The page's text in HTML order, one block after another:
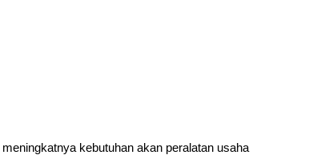
kebutuhan akan peralatan usaha